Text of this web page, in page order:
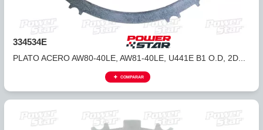
334534C
PLATO ACERO AW80-40LE, AW81-40LE, U441E O.D, 2DA.
COMPARAR